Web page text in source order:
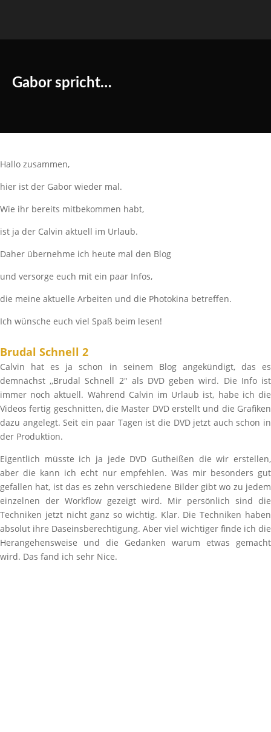
Gabor spricht…
Hallo zusammen,
hier ist der Gabor wieder mal.
Wie ihr bereits mitbekommen habt,
ist ja der Calvin aktuell im Urlaub.
Daher übernehme ich heute mal den Blog
und versorge euch mit ein paar Infos,
die meine aktuelle Arbeiten und die Photokina betreffen.
Ich wünsche euch viel Spaß beim lesen!
Brudal Schnell 2
Calvin hat es ja schon in seinem Blog angekündigt, das es
demnächst ,,Brudal Schnell 2" als DVD geben wird. Die Info ist
immer noch aktuell. Während Calvin im Urlaub ist, habe ich die
Videos fertig geschnitten, die Master DVD erstellt und die Grafiken
dazu angelegt. Seit ein paar Tagen ist die DVD jetzt auch schon in
der Produktion.
Eigentlich müsste ich ja jede DVD Gutheißen die wir erstellen,
aber die kann ich echt nur empfehlen. Was mir besonders gut
gefallen hat, ist das es zehn verschiedene Bilder gibt wo zu jedem
einzelnen der Workflow gezeigt wird. Mir persönlich sind die
Techniken jetzt nicht ganz so wichtig. Klar. Die Techniken haben
absolut ihre Daseinsberechtigung. Aber viel wichtiger finde ich die
Herangehensweise und die Gedanken warum etwas gemacht
wird. Das fand ich sehr Nice.